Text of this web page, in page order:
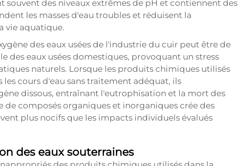
souvent des niveaux extrêmes de pH et contiennent des
les masses d'eau troubles et réduisent la
vie aquatique.
des eaux usées de l'industrie du cuir peut être de
des eaux usées domestiques, provoquant un stress
naturels. Lorsque les produits chimiques utilisés
cours d'eau sans traitement adéquat, ils
dissous, entraînant l'eutrophisation et la mort des
de composés organiques et inorganiques crée des
plus nocifs que les impacts individuels évalués
des eaux souterraines